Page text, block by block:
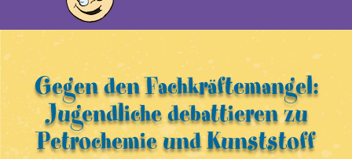
Gegen den Fachkräftemangel:
Jugendliche debattieren zu
Petrochemie und Kunststoff